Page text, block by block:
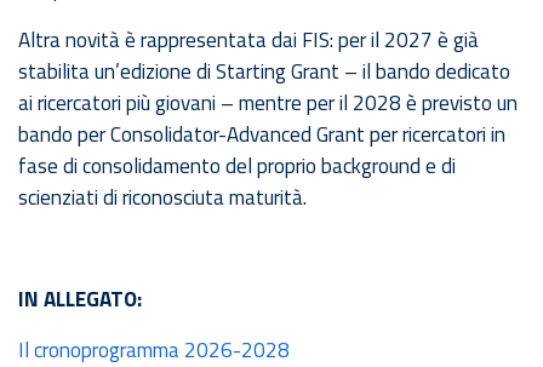
Altra novità è rappresentata dai FIS: per il 2027 è già
stabilita un’edizione di Starting Grant – il bando dedicato
ai ricercatori più giovani – mentre per il 2028 è previsto un
bando per Consolidator-Advanced Grant per ricercatori in
fase di consolidamento del proprio background e di
scienziati di riconosciuta maturità.
IN ALLEGATO:
Il cronoprogramma 2026-2028